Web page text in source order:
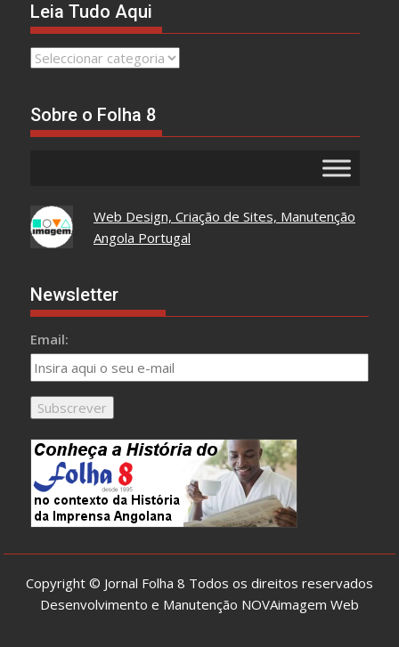
Leia Tudo Aqui
Leia
Sobre o Folha 8
Web Design, Criação de Sites, Manutenção
Angola Portugal
Newsletter
Email:
Copyright © Jornal Folha 8 Todos os direitos reservados
Desenvolvimento e Manutenção NOVAimagem Web